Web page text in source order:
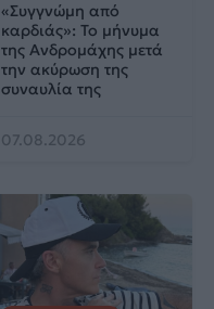
«Συγγνώμη από
καρδιάς»: Το μήνυμα
της Ανδρομάχης μετά
την ακύρωση της
συναυλία της
07.08.2026